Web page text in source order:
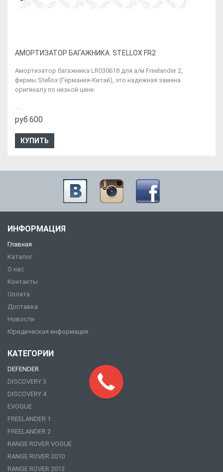
АМОРТИЗАТОР БАГАЖНИКА. STELLOX FR2
Амортизатор багажника LR030618 для а/м Freelander 2,
фирмы Stellox (Германия-Китай), это надежная замена
оригиналу по низкой цене.
...
руб.600
КУПИТЬ
ИНФОРМАЦИЯ
Главная
Каталог
О нас
Контакты
Оплата
Доставка
Новости
Юридическая информация
КАТЕГОРИИ
DEFENDER
DISCOVERY 3
DISCOVERY 4
EVOGUE
FREELANDER 1
FREELANDER 2
RANGE ROVER VOGUE
RANGE ROVER 2010
RANGE ROVER 2013